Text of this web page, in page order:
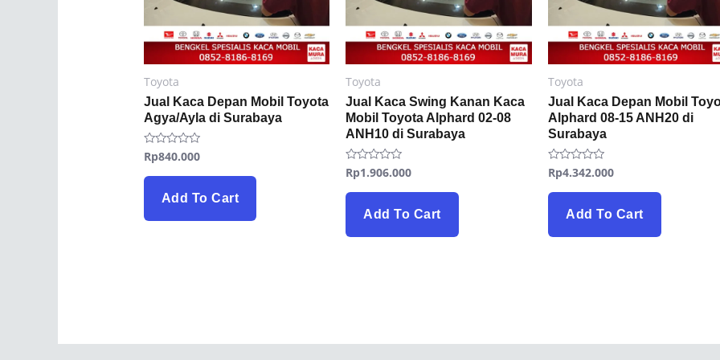
Toyota
Jual Kaca Depan Mobil Toyota
Agya/Ayla di Surabaya
Rated
0
out
Rp840.000
Add To Cart
Toyota
Jual Kaca Swing Kanan Kaca
Mobil Toyota Alphard 02-08
ANH10 di Surabaya
Rated
0
out
Rp1.906.000
Add To Cart
Toyota
Jual Kaca Depan Mobil
Alphard 08-15 ANH20 di
Surabaya
Rated
0
out
Rp4.342.000
Add To Cart